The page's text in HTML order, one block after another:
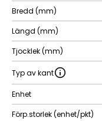
Bredd (mm)
Längd (mm)
Tjocklek (mm)
Typ av kant
Enhet
Förp.storlek (enhet/pkt)